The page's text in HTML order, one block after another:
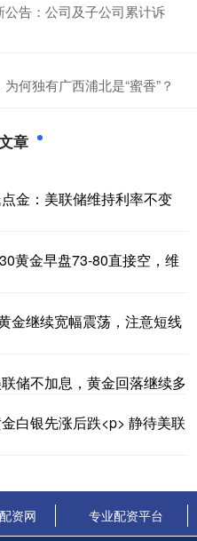
告：公司及子公司累计诉
何独有广西浦北是“蜜香”？
章
金：美联储维持利率不变
黄金早盘73-80直接空，维
金继续宽幅震荡，注意短线
储不加息，黄金回落继续多
白银先涨后跌<p> 静待美联
资网 专业配资平台